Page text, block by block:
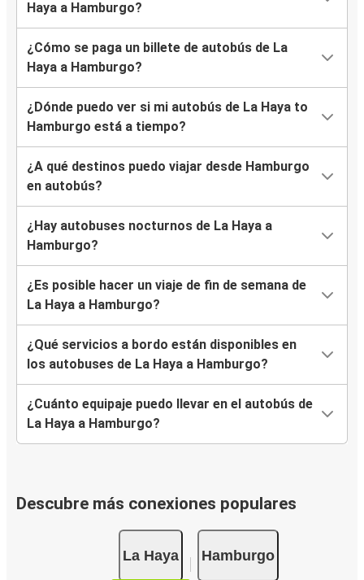
Haya a Hamburgo?
¿Cómo se paga un billete de autobús de La
Haya a Hamburgo?
¿Dónde puedo ver si mi autobús de La Haya to
Hamburgo está a tiempo?
¿A qué destinos puedo viajar desde Hamburgo
en autobús?
¿Hay autobuses nocturnos de La Haya a
Hamburgo?
¿Es posible hacer un viaje de fin de semana de
La Haya a Hamburgo?
¿Qué servicios a bordo están disponibles en
los autobuses de La Haya a Hamburgo?
¿Cuánto equipaje puedo llevar en el autobús de
La Haya a Hamburgo?
Descubre más conexiones populares
La Haya Hamburgo